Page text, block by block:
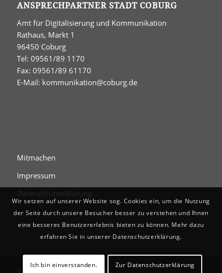
ANSPRECHPARTNER STADT COBURG
Amt für Digitalisierung und Kommunikation
Rathaus, Markt 1
96450 Coburg
Tel: 09561/89 1170
Fax: 09561/89 61170
E-Mail: kommunikation@coburg.de
Mitmachen
Impressum
Datenschutzerklärung
© Digitales Stadtgedächtnis Coburg
Wir setzen auf unserer Website sog. Cookies ein, um die Nutzung
der Seite durch unsere Besucher besser zu verstehen und Ihnen
eine besseres Benutzererlebnis bieten zu können. Mehr dazu
erfahren Sie in unserer Datenschutzerklärung.
Ich bin einverstanden. Zur Datenschutzerklärung